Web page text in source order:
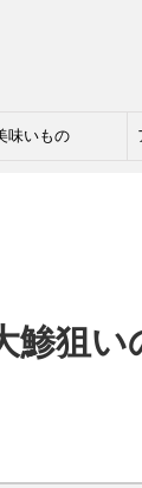
味いもの
鯵狙い